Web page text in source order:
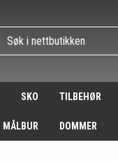
SKO TILBEHØR
MÅLBUR DOMMER